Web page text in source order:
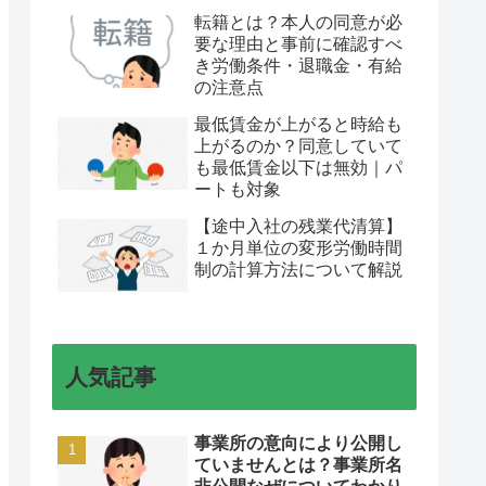
転籍とは？本人の同意が必
要な理由と事前に確認すべ
き労働条件・退職金・有給
の注意点
最低賃金が上がると時給も
上がるのか？同意していて
も最低賃金以下は無効｜パ
ートも対象
【途中入社の残業代清算】
１か月単位の変形労働時間
制の計算方法について解説
人気記事
事業所の意向により公開し
ていませんとは？事業所名